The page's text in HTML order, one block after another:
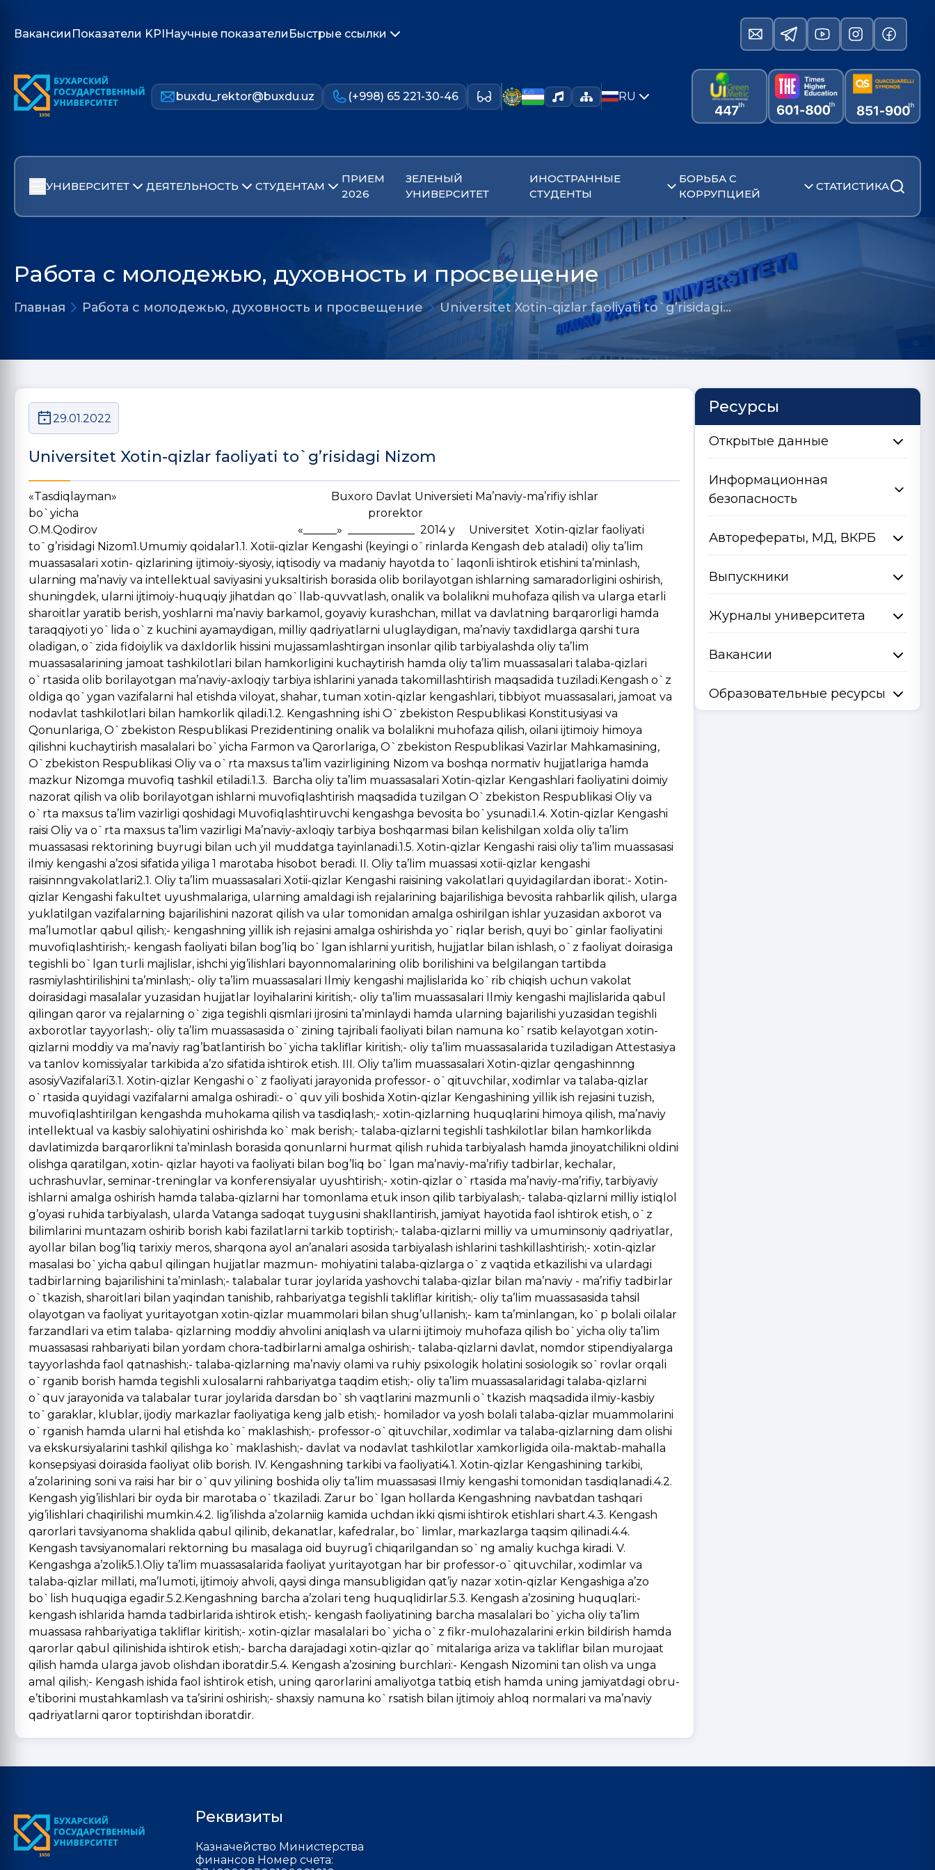
Вакансии Показатели KPIНаучные показатели Быстрые ссылки
buxdu_rektor@buxdu.uz (+998) 65 221-30-46 RU
УНИВЕРСИТЕТ ДЕЯТЕЛЬНОСТЬ СТУДЕНТАМ
ПРИЕМ
2026
ЗЕЛЕНЫЙ
УНИВЕРСИТЕТ
ИНОСТРАННЫЕ
СТУДЕНТЫ
БОРЬБА С
КОРРУПЦИЕЙ
СТАТИСТИКА
Работа с молодежью, духовность и просвещение
Главная Работа с молодежью, духовность и просвещение Universitet Xotin-qizlar faoliyati to`g’risidagi…
29.01.2022
Universitet Xotin-qizlar faoliyati to`g’risidagi Nizom
«Tasdiqlayman» Buxoro Davlat Universieti Ma’naviy-ma’rifiy ishlar
bo`yicha prorektor
O.M.Qodirov «______» ____________ 2014 y Universitet Xotin-qizlar faoliyati
to`g’risidagi Nizom1.Umumiy qoidalar1.1. Xotii-qizlar Kengashi (keyingi o`rinlarda Kengash deb ataladi) oliy ta’lim
muassasalari xotin- qizlarining ijtimoiy-siyosiy, iqtisodiy va madaniy hayotda to`laqonli ishtirok etishini ta’minlash,
ularning ma’naviy va intellektual saviyasini yuksaltirish borasida olib borilayotgan ishlarning samaradorligini oshirish,
shuningdek, ularni ijtimoiy-huquqiy jihatdan qo`llab-quvvatlash, onalik va bolalikni muhofaza qilish va ularga etarli
sharoitlar yaratib berish, yoshlarni ma’naviy barkamol, goyaviy kurashchan, millat va davlatning barqarorligi hamda
taraqqiyoti yo`lida o`z kuchini ayamaydigan, milliy qadriyatlarni uluglaydigan, ma’naviy taxdidlarga qarshi tura
oladigan, o`zida fidoiylik va daxldorlik hissini mujassamlashtirgan insonlar qilib tarbiyalashda oliy ta’lim
muassasalarining jamoat tashkilotlari bilan hamkorligini kuchaytirish hamda oliy ta’lim muassasalari talaba-qizlari
o`rtasida olib borilayotgan ma’naviy-axloqiy tarbiya ishlarini yanada takomillashtirish maqsadida tuziladi.Kengash o`z
oldiga qo`ygan vazifalarni hal etishda viloyat, shahar, tuman xotin-qizlar kengashlari, tibbiyot muassasalari, jamoat va
nodavlat tashkilotlari bilan hamkorlik qiladi.1.2. Kengashning ishi O`zbekiston Respublikasi Konstitusiyasi va
Qonunlariga, O`zbekiston Respublikasi Prezidentining onalik va bolalikni muhofaza qilish, oilani ijtimoiy himoya
qilishni kuchaytirish masalalari bo`yicha Farmon va Qarorlariga, O`zbekiston Respublikasi Vazirlar Mahkamasining,
O`zbekiston Respublikasi Oliy va o`rta maxsus ta’lim vazirligining Nizom va boshqa normativ hujjatlariga hamda
mazkur Nizomga muvofiq tashkil etiladi.1.3. Barcha oliy ta’lim muassasalari Xotin-qizlar Kengashlari faoliyatini doimiy
nazorat qilish va olib borilayotgan ishlarni muvofiqlashtirish maqsadida tuzilgan O`zbekiston Respublikasi Oliy va
o`rta maxsus ta’lim vazirligi qoshidagi Muvofiqlashtiruvchi kengashga bevosita bo`ysunadi.1.4. Xotin-qizlar Kengashi
raisi Oliy va o`rta maxsus ta’lim vazirligi Ma’naviy-axloqiy tarbiya boshqarmasi bilan kelishilgan xolda oliy ta’lim
muassasasi rektorining buyrugi bilan uch yil muddatga tayinlanadi.1.5. Xotin-qizlar Kengashi raisi oliy ta’lim muassasasi
ilmiy kengashi a’zosi sifatida yiliga 1 marotaba hisobot beradi. II. Oliy ta’lim muassasi xotii-qizlar kengashi
raisinnngvakolatlari2.1. Oliy ta’lim muassasalari Xotii-qizlar Kengashi raisining vakolatlari quyidagilardan iborat:- Xotin-
qizlar Kengashi fakultet uyushmalariga, ularning amaldagi ish rejalarining bajarilishiga bevosita rahbarlik qilish, ularga
yuklatilgan vazifalarning bajarilishini nazorat qilish va ular tomonidan amalga oshirilgan ishlar yuzasidan axborot va
ma’lumotlar qabul qilish;- kengashning yillik ish rejasini amalga oshirishda yo`riqlar berish, quyi bo`ginlar faoliyatini
muvofiqlashtirish;- kengash faoliyati bilan bog’liq bo`lgan ishlarni yuritish, hujjatlar bilan ishlash, o`z faoliyat doirasiga
tegishli bo`lgan turli majlislar, ishchi yig’ilishlari bayonnomalarining olib borilishini va belgilangan tartibda
rasmiylashtirilishini ta’minlash;- oliy ta’lim muassasalari Ilmiy kengashi majlislarida ko`rib chiqish uchun vakolat
doirasidagi masalalar yuzasidan hujjatlar loyihalarini kiritish;- oliy ta’lim muassasalari Ilmiy kengashi majlislarida qabul
qilingan qaror va rejalarning o`ziga tegishli qismlari ijrosini ta’minlaydi hamda ularning bajarilishi yuzasidan tegishli
axborotlar tayyorlash;- oliy ta’lim muassasasida o`zining tajribali faoliyati bilan namuna ko`rsatib kelayotgan xotin-
qizlarni moddiy va ma’naviy rag’batlantirish bo`yicha takliflar kiritish;- oliy ta’lim muassasalarida tuziladigan Attestasiya
va tanlov komissiyalar tarkibida a’zo sifatida ishtirok etish. III. Oliy ta’lim muassasalari Xotin-qizlar qengashinnng
asosiyVazifalari3.1. Xotin-qizlar Kengashi o`z faoliyati jarayonida professor- o`qituvchilar, xodimlar va talaba-qizlar
o`rtasida quyidagi vazifalarni amalga oshiradi:- o`quv yili boshida Xotin-qizlar Kengashining yillik ish rejasini tuzish,
muvofiqlashtirilgan kengashda muhokama qilish va tasdiqlash;- xotin-qizlarning huquqlarini himoya qilish, ma’naviy
intellektual va kasbiy salohiyatini oshirishda ko`mak berish;- talaba-qizlarni tegishli tashkilotlar bilan hamkorlikda
davlatimizda barqarorlikni ta’minlash borasida qonunlarni hurmat qilish ruhida tarbiyalash hamda jinoyatchilikni oldini
olishga qaratilgan, xotin- qizlar hayoti va faoliyati bilan bog’liq bo`lgan ma’naviy-ma’rifiy tadbirlar, kechalar,
uchrashuvlar, seminar-treninglar va konferensiyalar uyushtirish;- xotin-qizlar o`rtasida ma’naviy-ma’rifiy, tarbiyaviy
ishlarni amalga oshirish hamda talaba-qizlarni har tomonlama etuk inson qilib tarbiyalash;- talaba-qizlarni milliy istiqlol
g’oyasi ruhida tarbiyalash, ularda Vatanga sadoqat tuygusini shakllantirish, jamiyat hayotida faol ishtirok etish, o`z
bilimlarini muntazam oshirib borish kabi fazilatlarni tarkib toptirish;- talaba-qizlarni milliy va umuminsoniy qadriyatlar,
ayollar bilan bog’liq tarixiy meros, sharqona ayol an’analari asosida tarbiyalash ishlarini tashkillashtirish;- xotin-qizlar
masalasi bo`yicha qabul qilingan hujjatlar mazmun- mohiyatini talaba-qizlarga o`z vaqtida etkazilishi va ulardagi
tadbirlarning bajarilishini ta’minlash;- talabalar turar joylarida yashovchi talaba-qizlar bilan ma’naviy - ma’rifiy tadbirlar
o`tkazish, sharoitlari bilan yaqindan tanishib, rahbariyatga tegishli takliflar kiritish;- oliy ta’lim muassasasida tahsil
olayotgan va faoliyat yuritayotgan xotin-qizlar muammolari bilan shug’ullanish;- kam ta’minlangan, ko`p bolali oilalar
farzandlari va etim talaba- qizlarning moddiy ahvolini aniqlash va ularni ijtimoiy muhofaza qilish bo`yicha oliy ta’lim
muassasasi rahbariyati bilan yordam chora-tadbirlarni amalga oshirish;- talaba-qizlarni davlat, nomdor stipendiyalarga
tayyorlashda faol qatnashish;- talaba-qizlarning ma’naviy olami va ruhiy psixologik holatini sosiologik so`rovlar orqali
o`rganib borish hamda tegishli xulosalarni rahbariyatga taqdim etish;- oliy ta’lim muassasalaridagi talaba-qizlarni
o`quv jarayonida va talabalar turar joylarida darsdan bo`sh vaqtlarini mazmunli o`tkazish maqsadida ilmiy-kasbiy
to`garaklar, klublar, ijodiy markazlar faoliyatiga keng jalb etish;- homilador va yosh bolali talaba-qizlar muammolarini
o`rganish hamda ularni hal etishda ko`maklashish;- professor-o`qituvchilar, xodimlar va talaba-qizlarning dam olishi
va ekskursiyalarini tashkil qilishga ko`maklashish;- davlat va nodavlat tashkilotlar xamkorligida oila-maktab-mahalla
konsepsiyasi doirasida faoliyat olib borish. IV. Kengashning tarkibi va faoliyati4.1. Xotin-qizlar Kengashining tarkibi,
a’zolarining soni va raisi har bir o`quv yilining boshida oliy ta’lim muassasasi Ilmiy kengashi tomonidan tasdiqlanadi.4.2.
Kengash yig’ilishlari bir oyda bir marotaba o`tkaziladi. Zarur bo`lgan hollarda Kengashning navbatdan tashqari
yig’ilishlari chaqirilishi mumkin.4.2. Iig’ilishda a’zolarniig kamida uchdan ikki qismi ishtirok etishlari shart.4.3. Kengash
qarorlari tavsiyanoma shaklida qabul qilinib, dekanatlar, kafedralar, bo`limlar, markazlarga taqsim qilinadi.4.4.
Kengash tavsiyanomalari rektorning bu masalaga oid buyrug’i chiqarilgandan so`ng amaliy kuchga kiradi. V.
Kengashga a’zolik5.1.Oliy ta’lim muassasalarida faoliyat yuritayotgan har bir professor-o`qituvchilar, xodimlar va
talaba-qizlar millati, ma’lumoti, ijtimoiy ahvoli, qaysi dinga mansubligidan qat’iy nazar xotin-qizlar Kengashiga a’zo
bo`lish huquqiga egadir.5.2.Kengashning barcha a’zolari teng huquqlidirlar.5.3. Kengash a’zosining huquqlari:-
kengash ishlarida hamda tadbirlarida ishtirok etish;- kengash faoliyatining barcha masalalari bo`yicha oliy ta’lim
muassasa rahbariyatiga takliflar kiritish;- xotin-qizlar masalalari bo`yicha o`z fikr-mulohazalarini erkin bildirish hamda
qarorlar qabul qilinishida ishtirok etish;- barcha darajadagi xotin-qizlar qo`mitalariga ariza va takliflar bilan murojaat
qilish hamda ularga javob olishdan iboratdir.5.4. Kengash a’zosining burchlari:- Kengash Nizomini tan olish va unga
amal qilish;- Kengash ishida faol ishtirok etish, uning qarorlarini amaliyotga tatbiq etish hamda uning jamiyatdagi obru-
e’tiborini mustahkamlash va ta’sirini oshirish;- shaxsiy namuna ko`rsatish bilan ijtimoiy ahloq normalari va ma’naviy
qadriyatlarni qaror toptirishdan iboratdir.
Ресурсы
Открытые данные
Информационная
безопасность
Авторефераты, МД, ВКРБ
Выпускники
Журналы университета
Вакансии
Образовательные ресурсы
Реквизиты
Казначейство Министерства
финансов Номер счета: